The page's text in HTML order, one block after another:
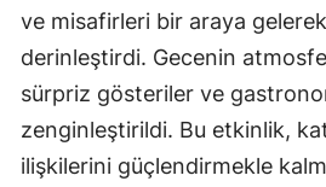
ve misafirleri bir araya gelerek
derinleştirdi. Gecenin
sürpriz gösteriler ve
zenginleştirildi. Bu etkinlik,
ilişkilerini güçlendirmekle